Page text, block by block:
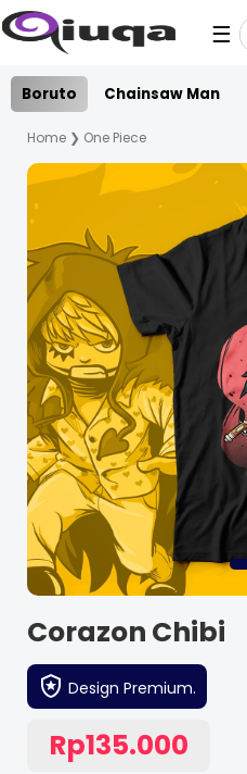
☰
Boruto Chainsaw Man
Home ❯ One Piece
Corazon Chibi
Design Premium.
Rp135.000